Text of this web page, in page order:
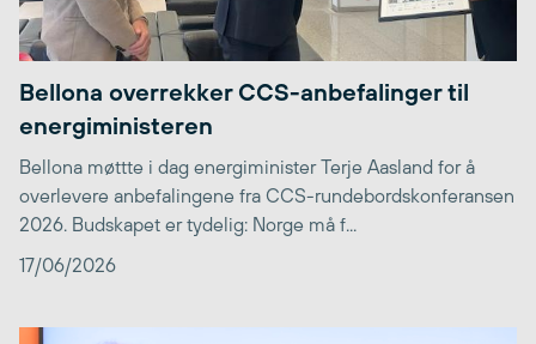
Bellona overrekker CCS-anbefalinger til
energiministeren
Bellona møttte i dag energiminister Terje Aasland for å
overlevere anbefalingene fra CCS-rundebordskonferansen
2026. Budskapet er tydelig: Norge må f...
17/06/2026